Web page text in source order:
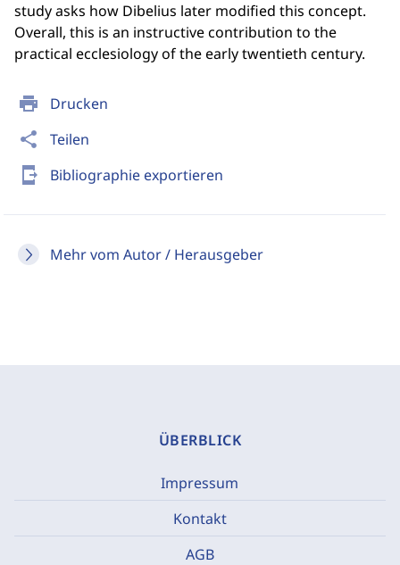
print Drucken
share Teilen
send_to_mobile Bibliographie exportieren
Mehr vom Autor / Herausgeber
study asks how Dibelius later modified this concept.
Overall, this is an instructive contribution to the
practical ecclesiology of the early twentieth century.
ÜBERBLICK
Impressum
Kontakt
AGB